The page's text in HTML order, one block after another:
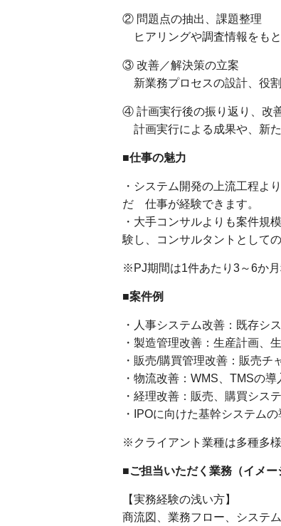
② 問題点の抽出、課題整理
ヒアリングや調査情報をも
③ 改善／解決策の立案
新業務プロセスの設計、役
④ 計画実行後の振り返り、改
計画実行による成果や、新
■仕事の魅力
・システム開発の上流工程よ
だ 仕事が経験できます。
・大手コンサルよりも案件規
験し、コンサルタントとして
※PJ期間は1件あたり3～6か
■案件例
・人事システム改善：既存シ
・製造管理改善：生産計画、
・販売/購買管理改善：販売
・物流改善：WMS、TMSの
・経理改善：販売、購買シス
・IPOに向けた基幹システム
※クライアント業種は多種多
■ご担当いただく業務（イメー
【実務経験の浅い方】
商流図、業務フロー、システ